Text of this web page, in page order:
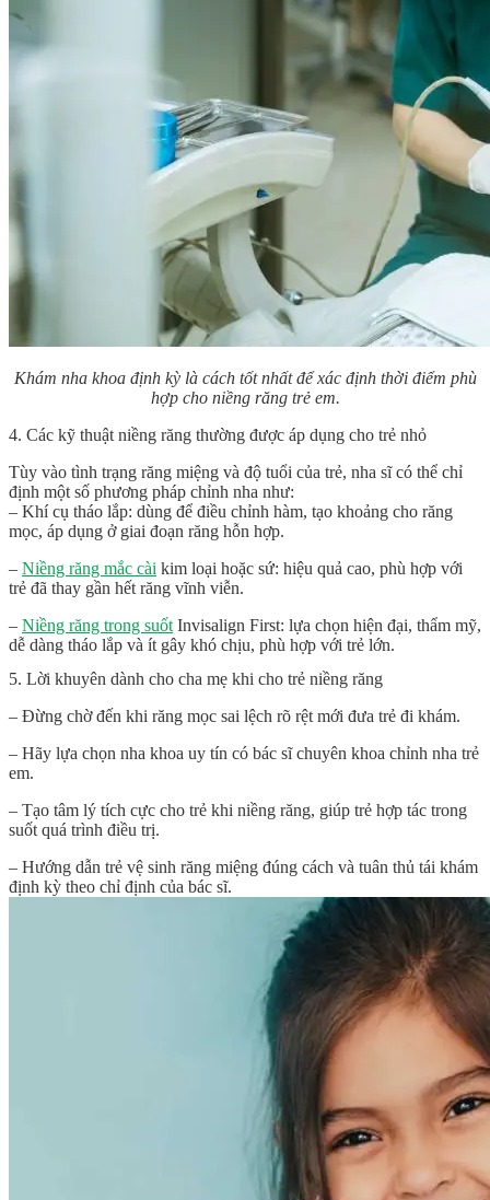
Khám nha khoa định kỳ là cách tốt nhất để xác định thời điểm phù
hợp cho niềng răng trẻ em.
4. Các kỹ thuật niềng răng thường được áp dụng cho trẻ nhỏ
Tùy vào tình trạng răng miệng và độ tuổi của trẻ, nha sĩ có thể chỉ
định một số phương pháp chỉnh nha như:
– Khí cụ tháo lắp: dùng để điều chỉnh hàm, tạo khoảng cho răng
mọc, áp dụng ở giai đoạn răng hỗn hợp.
– Niềng răng mắc cài kim loại hoặc sứ: hiệu quả cao, phù hợp với
trẻ đã thay gần hết răng vĩnh viễn.
– Niềng răng trong suốt Invisalign First: lựa chọn hiện đại, thẩm mỹ,
dễ dàng tháo lắp và ít gây khó chịu, phù hợp với trẻ lớn.
5. Lời khuyên dành cho cha mẹ khi cho trẻ niềng răng
– Đừng chờ đến khi răng mọc sai lệch rõ rệt mới đưa trẻ đi khám.
– Hãy lựa chọn nha khoa uy tín có bác sĩ chuyên khoa chỉnh nha trẻ
em.
– Tạo tâm lý tích cực cho trẻ khi niềng răng, giúp trẻ hợp tác trong
suốt quá trình điều trị.
– Hướng dẫn trẻ vệ sinh răng miệng đúng cách và tuân thủ tái khám
định kỳ theo chỉ định của bác sĩ.